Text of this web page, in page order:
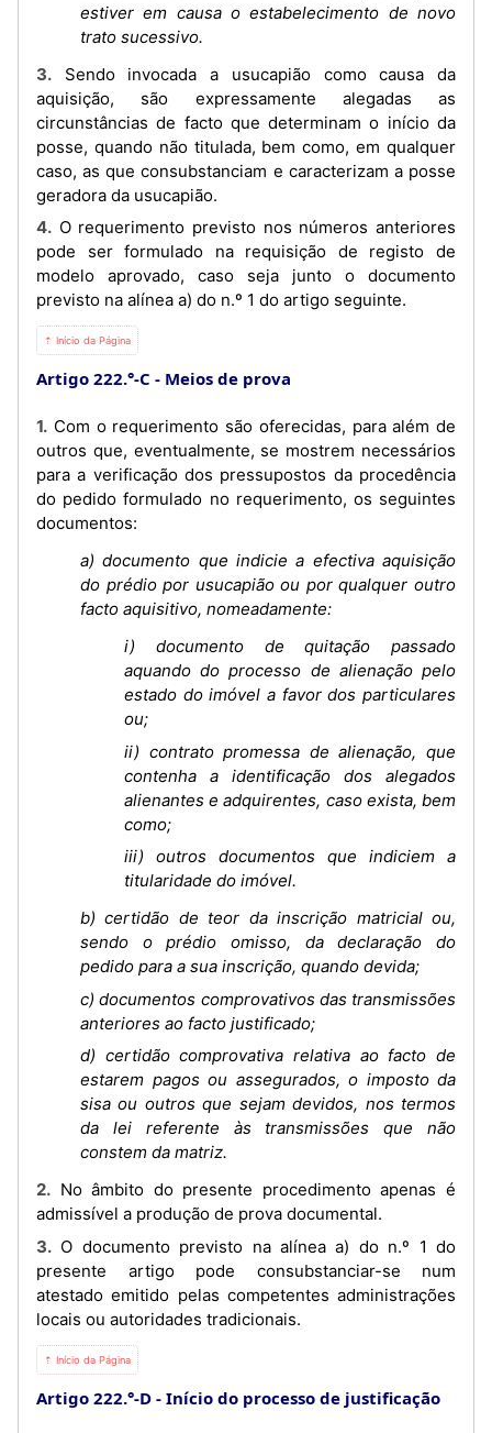
estiver em causa o estabelecimento de novo
trato sucessivo.
3. Sendo invocada a usucapião como causa da
aquisição, são expressamente alegadas as
circunstâncias de facto que determinam o início da
posse, quando não titulada, bem como, em qualquer
caso, as que consubstanciam e caracterizam a posse
geradora da usucapião.
4. O requerimento previsto nos números anteriores
pode ser formulado na requisição de registo de
modelo aprovado, caso seja junto o documento
previsto na alínea a) do n.º 1 do artigo seguinte.
⇡ Início da Página
Artigo 222.°-C Meios de prova
1. Com o requerimento são oferecidas, para além de
outros que, eventualmente, se mostrem necessários
para a verificação dos pressupostos da procedência
do pedido formulado no requerimento, os seguintes
documentos:
a) documento que indicie a efectiva aquisição
do prédio por usucapião ou por qualquer outro
facto aquisitivo, nomeadamente:
i) documento de quitação passado
aquando do processo de alienação pelo
estado do imóvel a favor dos particulares
ou;
ii) contrato promessa de alienação, que
contenha a identificação dos alegados
alienantes e adquirentes, caso exista, bem
como;
iii) outros documentos que indiciem a
titularidade do imóvel.
b) certidão de teor da inscrição matricial ou,
sendo o prédio omisso, da declaração do
pedido para a sua inscrição, quando devida;
c) documentos comprovativos das transmissões
anteriores ao facto justificado;
d) certidão comprovativa relativa ao facto de
estarem pagos ou assegurados, o imposto da
sisa ou outros que sejam devidos, nos termos
da lei referente às transmissões que não
constem da matriz.
2. No âmbito do presente procedimento apenas é
admissível a produção de prova documental.
3. O documento previsto na alínea a) do n.º 1 do
presente artigo pode consubstanciar-se num
atestado emitido pelas competentes administrações
locais ou autoridades tradicionais.
⇡ Início da Página
Artigo 222.°-D Início do processo de justificação